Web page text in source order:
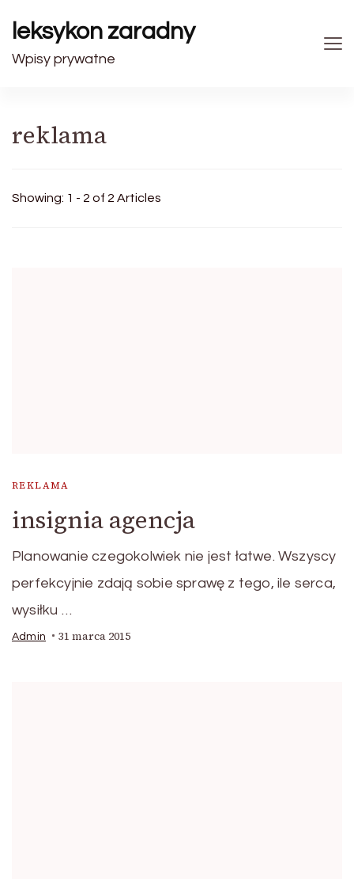
leksykon zaradny
Wpisy prywatne
reklama
Showing: 1 - 2 of 2 Articles
REKLAMA
insignia agencja
Planowanie czegokolwiek nie jest łatwe. Wszyscy
perfekcyjnie zdają sobie sprawę z tego, ile serca,
wysiłku …
Admin 31 marca 2015